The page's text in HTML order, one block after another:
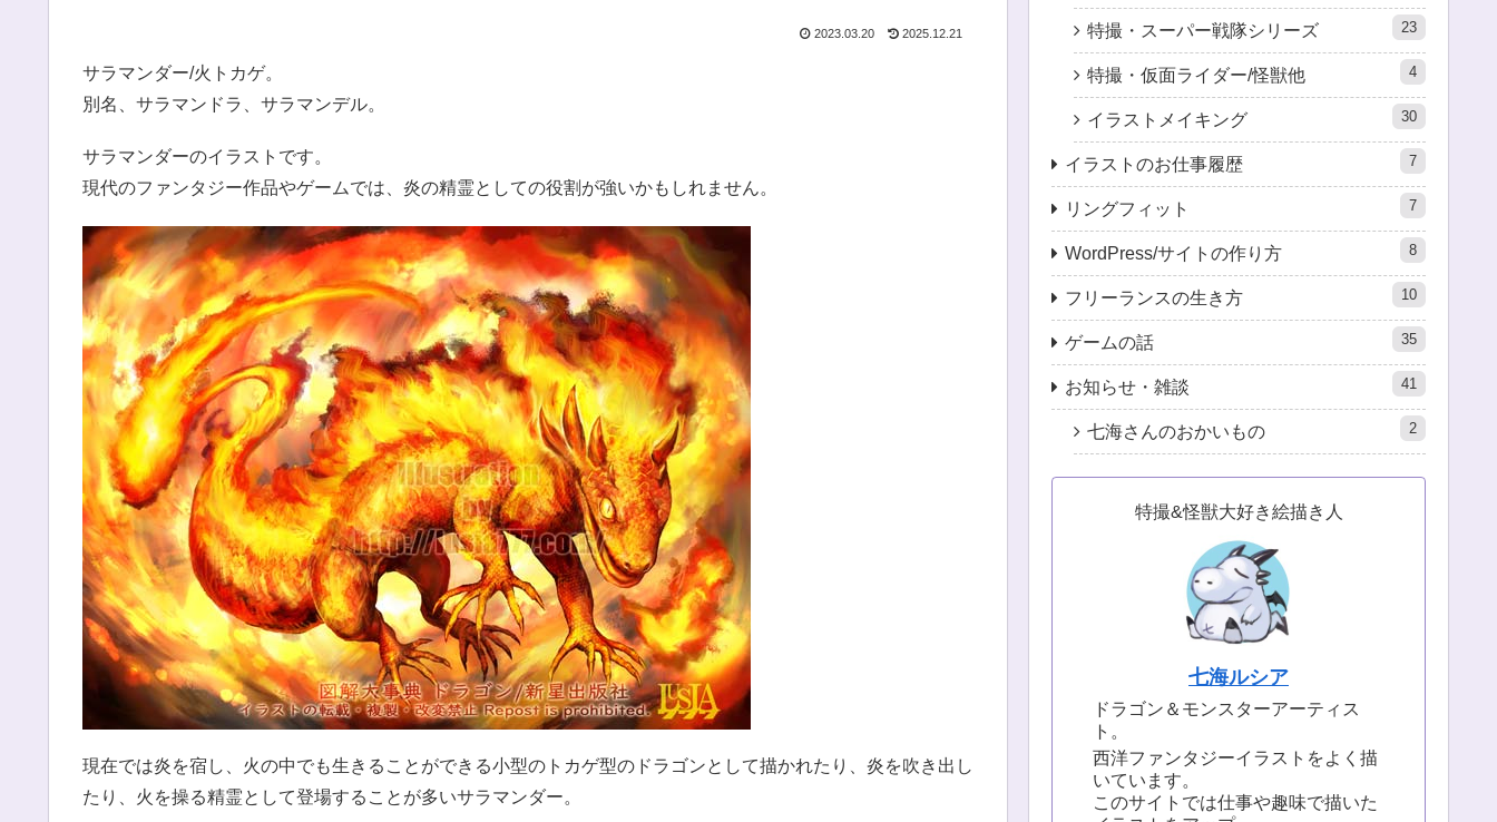
2023.03.20 2025.12.21
サラマンダー/火トカゲ。
別名、サラマンドラ、サラマンデル。
サラマンダーのイラストです。
現代のファンタジー作品やゲームでは、炎の精霊としての役割が強いかもしれません。
現在では炎を宿し、火の中でも生きることができる小型のトカゲ型のドラゴンとして描かれたり、炎を吹き出し
たり、火を操る精霊として登場することが多いサラマンダー。
特撮・スーパー戦隊シリーズ 23
特撮・仮面ライダー/怪獣他 4
イラストメイキング 30
イラストのお仕事履歴 7
リングフィット 7
WordPress/サイトの作り方 8
フリーランスの生き方 10
ゲームの話 35
お知らせ・雑談 41
七海さんのおかいもの 2
特撮&怪獣大好き絵描き人
七海ルシア
ドラゴン＆モンスターアーティス
ト。
西洋ファンタジーイラストをよく描
いています。
このサイトでは仕事や趣味で描いた